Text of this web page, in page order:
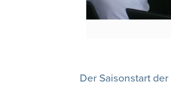
Der Saisonstart